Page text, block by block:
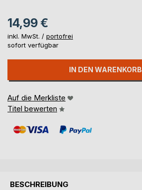
14,99 €
inkl. MwSt. / portofrei
sofort verfügbar
IN DEN WARENKORB
Auf die Merkliste
Titel bewerten
BESCHREIBUNG